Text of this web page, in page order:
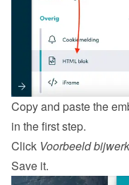
Copy and paste the
in the first step.
Click Voorbeeld
Save it.